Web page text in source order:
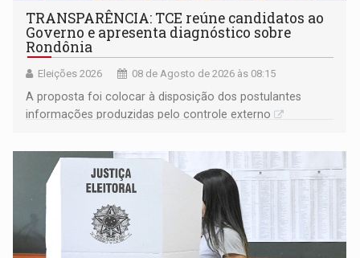
TRANSPARÊNCIA: TCE reúne candidatos ao
Governo e apresenta diagnóstico sobre
Rondônia
Eleições 2026 08 de Agosto de 2026 às 08:15
A proposta foi colocar à disposição dos postulantes
informações produzidas pelo controle externo